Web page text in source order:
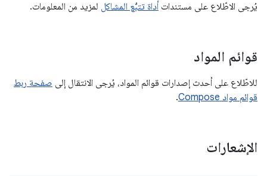
يُرجى الاطّلاع على مستندات أداة تتبُّع المشاكل لمزيد من المعلومات.
قوائم المواد
للاطّلاع على أحدث إصدارات قوائم المواد، يُرجى الانتقال إلى صفحة ربط
قوائم مواد Compose
.
الإشعارات